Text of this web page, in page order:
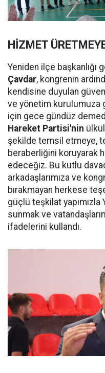
HİZMET
Yeniden ilçe başkanlığı
Çavdar, kongrenin
kendisine duyulan
ve yönetim kurulumuza
için gece gündüz
Hareket Partisi'nin
şekilde temsil etmeye,
beraberliğini koruyarak
edeceğiz. Bu kutlu
arkadaşlarımıza ve
bırakmayan herkese
güçlü teşkilat yapımızla
sunmak ve
ifadelerini kullandı.